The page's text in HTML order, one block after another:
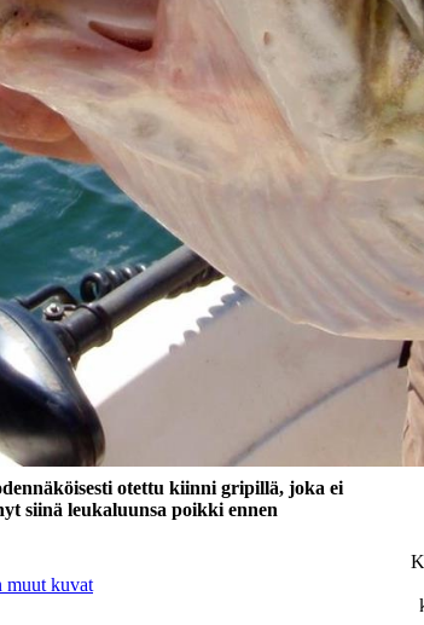
otettu kiinni gripillä, joka ei
siinä leukaluunsa poikki ennen
muut kuvat